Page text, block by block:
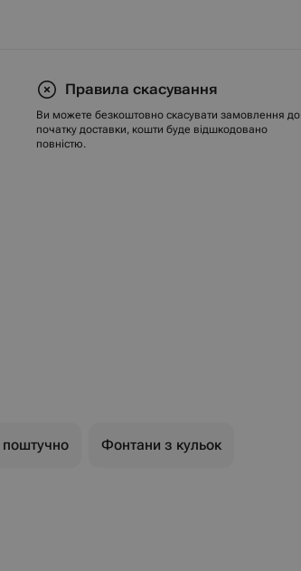
Правила скасування
Ви можете безкоштовно скасувати замовлення до
початку доставки, кошти буде відшкодовано
повністю.
поштучно Фонтани з кульок